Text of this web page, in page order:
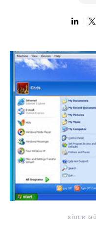
SİBER